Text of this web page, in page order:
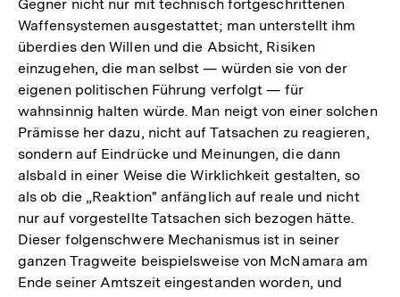
Gegner nicht nur mit technisch fortgeschrittenen
Waffensystemen ausgestattet; man unterstellt ihm
überdies den Willen und die Absicht, Risiken
einzugehen, die man selbst — würden sie von der
eigenen politischen Führung verfolgt — für
wahnsinnig halten würde. Man neigt von einer solchen
Prämisse her dazu, nicht auf Tatsachen zu reagieren,
sondern auf Eindrücke und Meinungen, die dann
alsbald in einer Weise die Wirklichkeit gestalten, so
als ob die „Reaktion" anfänglich auf reale und nicht
nur auf vorgestellte Tatsachen sich bezogen hätte.
Dieser folgenschwere Mechanismus ist in seiner
ganzen Tragweite beispielsweise von McNamara am
Ende seiner Amtszeit eingestanden worden, und